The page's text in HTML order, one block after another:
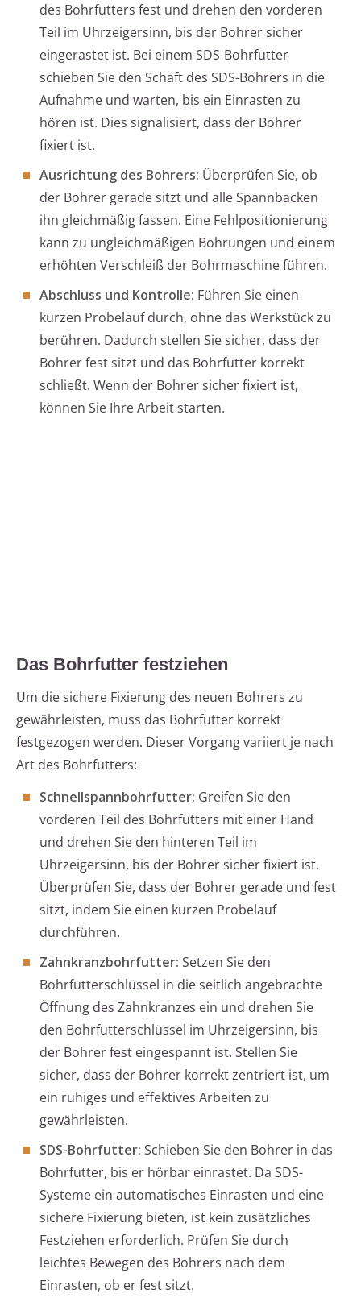
des Bohrfutters fest und drehen den vorderen
Teil im Uhrzeigersinn, bis der Bohrer sicher
eingerastet ist. Bei einem SDS-Bohrfutter
schieben Sie den Schaft des SDS-Bohrers in die
Aufnahme und warten, bis ein Einrasten zu
hören ist. Dies signalisiert, dass der Bohrer
fixiert ist.
Ausrichtung des Bohrers: Überprüfen Sie, ob
der Bohrer gerade sitzt und alle Spannbacken
ihn gleichmäßig fassen. Eine Fehlpositionierung
kann zu ungleichmäßigen Bohrungen und einem
erhöhten Verschleiß der Bohrmaschine führen.
Abschluss und Kontrolle: Führen Sie einen
kurzen Probelauf durch, ohne das Werkstück zu
berühren. Dadurch stellen Sie sicher, dass der
Bohrer fest sitzt und das Bohrfutter korrekt
schließt. Wenn der Bohrer sicher fixiert ist,
können Sie Ihre Arbeit starten.
Das Bohrfutter festziehen
Um die sichere Fixierung des neuen Bohrers zu
gewährleisten, muss das Bohrfutter korrekt
festgezogen werden. Dieser Vorgang variiert je nach
Art des Bohrfutters:
Schnellspannbohrfutter: Greifen Sie den
vorderen Teil des Bohrfutters mit einer Hand
und drehen Sie den hinteren Teil im
Uhrzeigersinn, bis der Bohrer sicher fixiert ist.
Überprüfen Sie, dass der Bohrer gerade und fest
sitzt, indem Sie einen kurzen Probelauf
durchführen.
Zahnkranzbohrfutter: Setzen Sie den
Bohrfutterschlüssel in die seitlich angebrachte
Öffnung des Zahnkranzes ein und drehen Sie
den Bohrfutterschlüssel im Uhrzeigersinn, bis
der Bohrer fest eingespannt ist. Stellen Sie
sicher, dass der Bohrer korrekt zentriert ist, um
ein ruhiges und effektives Arbeiten zu
gewährleisten.
SDS-Bohrfutter: Schieben Sie den Bohrer in das
Bohrfutter, bis er hörbar einrastet. Da SDS-
Systeme ein automatisches Einrasten und eine
sichere Fixierung bieten, ist kein zusätzliches
Festziehen erforderlich. Prüfen Sie durch
leichtes Bewegen des Bohrers nach dem
Einrasten, ob er fest sitzt.